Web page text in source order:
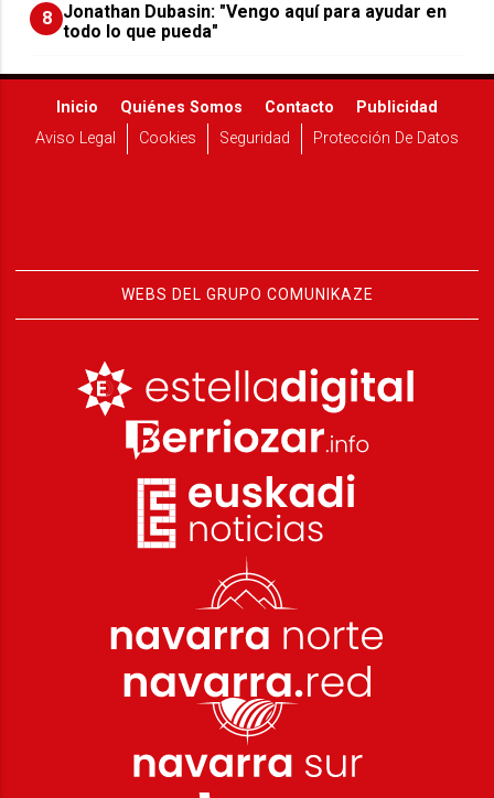
8 Jonathan Dubasin: "Vengo aquí para ayudar en
todo lo que pueda"
Inicio Quiénes Somos Contacto
Publicidad
Aviso Legal
Cookies Seguridad Protección De Datos
WEBS DEL GRUPO COMUNIKAZE